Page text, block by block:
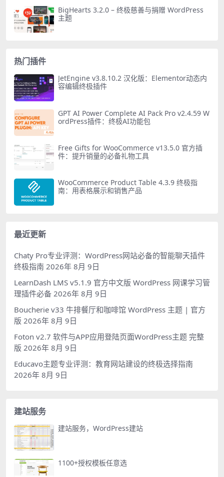
BigHearts 3.2.0 – 终极慈善与捐赠 WordPress
主题
热门插件
JetEngine v3.8.10.2 汉化版：Elementor动态内
容编辑终极插件
GPT AI Power Complete AI Pack Pro v2.4.59 W
ordPress插件：终极AI功能包
Free Gifts for WooCommerce v13.5.0 官方插
件：提升销量的必备礼物工具
WooCommerce Product Table 4.3.9 终极指
南：用表格展示和销售产品
最近更新
Chaty Pro专业评测：WordPress网站必备的智能聊天插件
终极指南 2026年 8月 9日
LearnDash LMS v5.1.9 官方中文版 WordPress 网课学习管
理插件必备 2026年 8月 9日
Boucherie v33 牛排餐厅和咖啡馆 WordPress 主题 | 官方
版 2026年 8月 9日
Foton v2.7 软件与APP应用登陆页面WordPress主题 完整
版 2026年 8月 9日
Educavo主题专业评测：教育网站建设的终极选择指南
2026年 8月 9日
建站服务
建站服务，WordPress建站
1100+授权模板任意选